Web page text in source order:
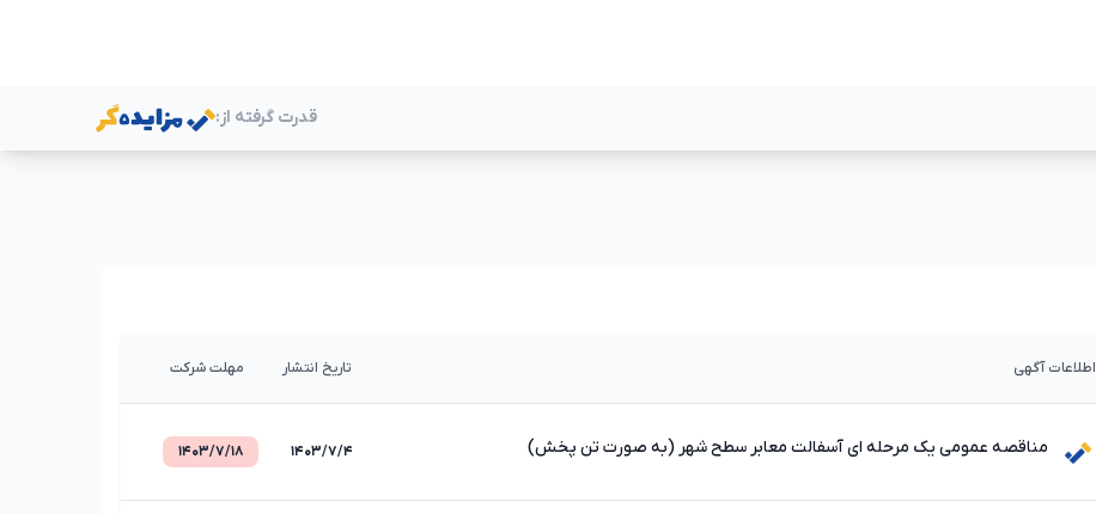
قدرت گرفته از:
اطلاعات آگهی تاریخ انتشار مهلت شرکت
مناقصه عمومی یک مرحله ای آسفالت معابر سطح شهر (به صورت تن پخش) ۱۴۰۳/۷/۴ ۱۴۰۳/۷/۱۸